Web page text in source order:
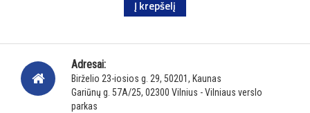
Į krepšelį
Adresai:
Birželio 23-iosios g. 29, 50201, Kaunas
Gariūnų g. 57A/25, 02300 Vilnius - Vilniaus verslo
parkas